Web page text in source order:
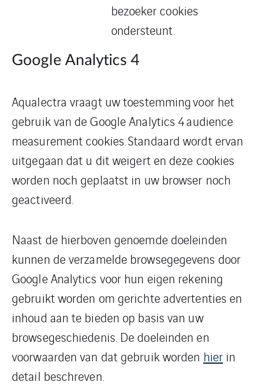
bezoeker cookies
ondersteunt.
Google Analytics 4
Aqualectra vraagt uw toestemming voor het
gebruik van de Google Analytics 4 audience
measurement cookies. Standaard wordt ervan
uitgegaan dat u dit weigert en deze cookies
worden noch geplaatst in uw browser noch
geactiveerd.
Naast de hierboven genoemde doeleinden
kunnen de verzamelde browsegegevens door
Google Analytics voor hun eigen rekening
gebruikt worden om gerichte advertenties en
inhoud aan te bieden op basis van uw
browsegeschiedenis. De doeleinden en
voorwaarden van dat gebruik worden hierin
detail beschreven.